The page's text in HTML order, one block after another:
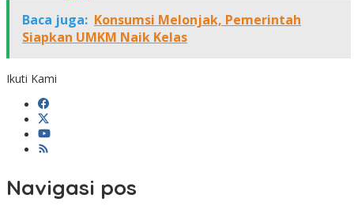
Baca juga: Konsumsi Melonjak, Pemerintah
Siapkan UMKM Naik Kelas
Ikuti Kami
Navigasi pos